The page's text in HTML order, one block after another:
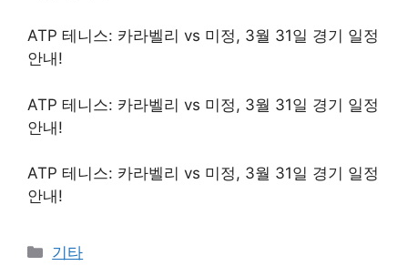
ATP 테니스: 카라벨리 vs 미정, 3월 31일 경기 일정
안내!
ATP 테니스: 카라벨리 vs 미정, 3월 31일 경기 일정
안내!
ATP 테니스: 카라벨리 vs 미정, 3월 31일 경기 일정
안내!
Categories
기타